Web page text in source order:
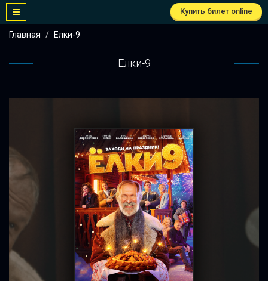
Купить билет online
Главная Елки-9
Елки-9